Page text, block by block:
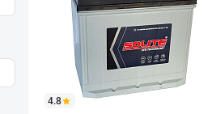
4.8